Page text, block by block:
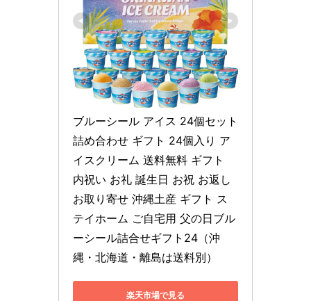
ブルーシール アイス 24個セット
詰め合わせ ギフト 24個入り ア
イスクリーム 送料無料 ギフト
内祝い お礼 誕生日 お祝 お返し
お取り寄せ 沖縄土産 ギフト ス
テイホーム ご自宅用 父の日ブル
ーシール詰合せギフト24（沖
縄・北海道・離島は送料別）
楽天市場で見る